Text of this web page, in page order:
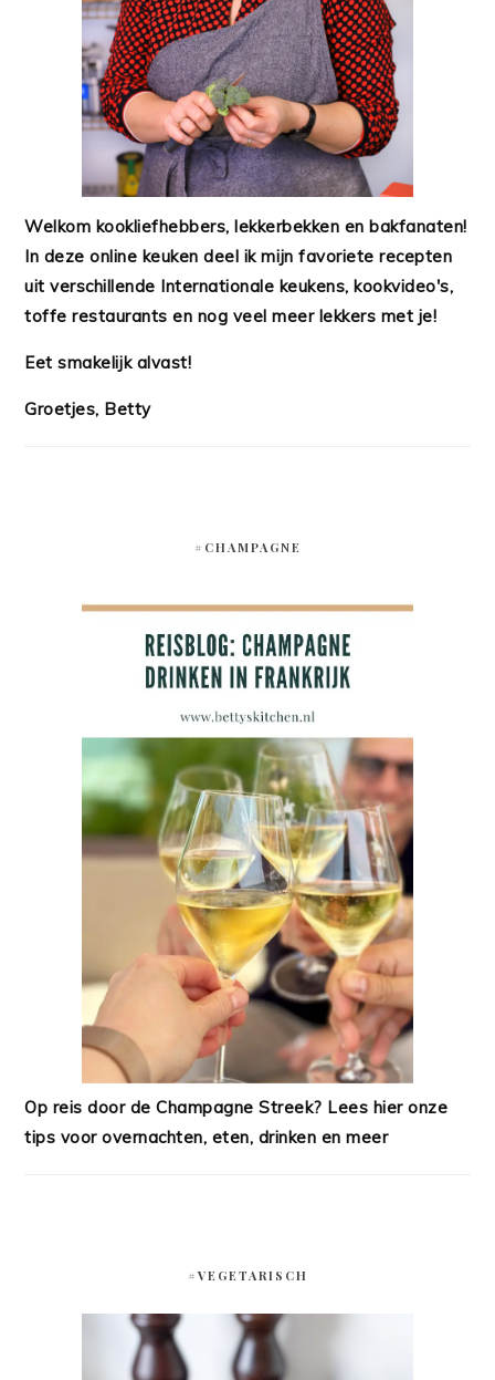
Welkom kookliefhebbers, lekkerbekken en bakfanaten!
In deze online keuken deel ik mijn favoriete recepten
uit verschillende Internationale keukens, kookvideo's,
toffe restaurants en nog veel meer lekkers met je!
Eet smakelijk alvast!
Groetjes, Betty
#CHAMPAGNE
Op reis door de Champagne Streek? Lees hier onze
tips voor overnachten, eten, drinken en meer
#VEGETARISCH